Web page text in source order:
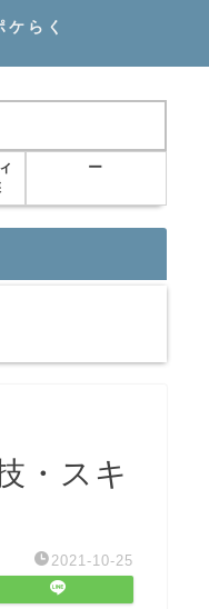
らく
ー
・スキ
2021-10-25